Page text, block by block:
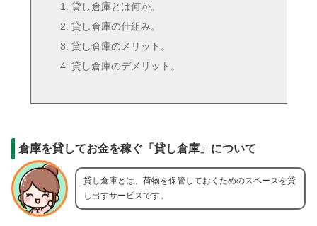
貸し倉庫とは何か。
貸し倉庫の仕組み。
貸し倉庫のメリット。
貸し倉庫のデメリット。
倉庫を貸してお金を稼ぐ「貸し倉庫」について
貸し倉庫とは、荷物を保管しておくためのスペースを貸
し出すサービスです。